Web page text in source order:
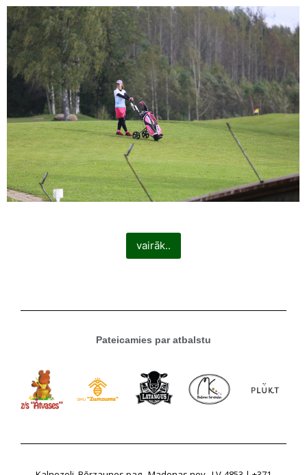
vairāk..
Pateicamies par atbalstu